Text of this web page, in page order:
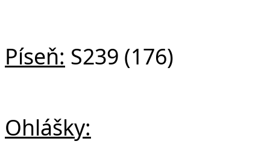
Píseň: S239 (176)
Ohlášky: